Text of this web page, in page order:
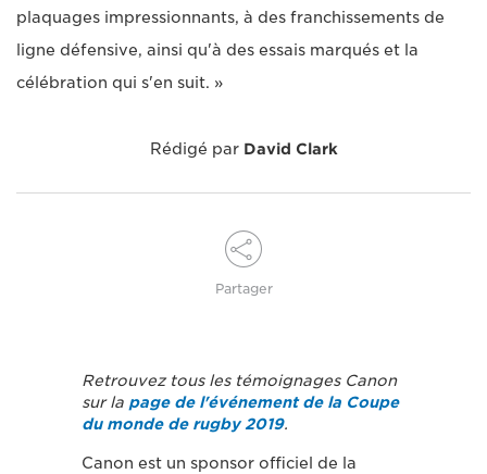
plaquages impressionnants, à des franchissements de
ligne défensive, ainsi qu'à des essais marqués et la
célébration qui s'en suit. »
Rédigé par David Clark
Partager
Retrouvez tous les témoignages Canon
sur la page de l'événement de la Coupe
du monde de rugby 2019.
Canon est un sponsor officiel de la